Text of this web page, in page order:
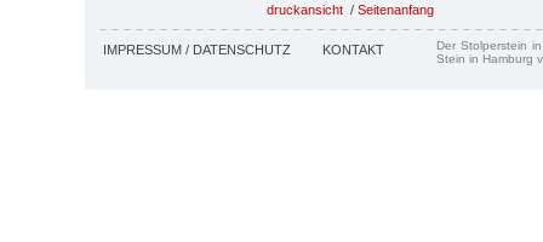
druckansicht / Seitenanfang
IMPRESSUM / DATENSCHUTZ KONTAKT
Der Stolperstein
Stein in Hamburg